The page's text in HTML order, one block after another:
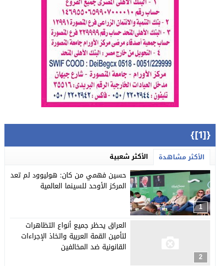
{[1]}
الأكثر مشاهدة الأكثر شعبية
1
حسين فهمي من كان: هوليوود لم تعد
المركز الأوحد للسينما العالمية
2
العراق يحظر جميع أنواع التظاهرات
لتأمين القمة العربية واتخاذ الإجراءات
القانونية ضد المخالفين